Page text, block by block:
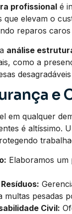
profissional é
que elevam o
reparos caros
análise
como a
e
em qualquer
é altíssimo.
Elaboramos um
multas pesadas
Civil: